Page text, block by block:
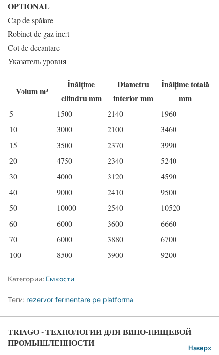
OPTIONAL
Cap de spălare
Robinet de gaz inert
Cot de decantare
Указатель уровня
Volum m³
Înălțime
cilindru mm
Diametru
interior mm
Înălțime totală
mm
5 1500 2140
1960
10
3000 2100
3460
15
3500 2370
3990
20
4750 2340
5240
30
4000 3120
4590
40
9000 2410
9500
50
10000 2540
10520
60
6000 3600
6660
70
6000 3880
6700
100
8500 3900 9200
Категории: Емкости
Теги: rezervor fermentare pe platforma
TRIAGO - ТЕХНОЛОГИИ ДЛЯ ВИНО-ПИЩЕВОЙ
ПРОМЫШЛЕННОСТИ
Наверх